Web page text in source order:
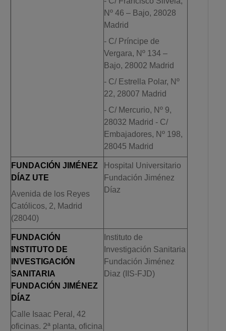
Nº 46 – Bajo, 28028
Madrid
- C/ Príncipe de
Vergara, Nº 134 –
Bajo, 28002 Madrid
- C/ Estrella Polar, Nº
22, 28007 Madrid
- C/ Mercurio, Nº 9,
28032 Madrid - C/
Embajadores, Nº 198,
28045 Madrid
FUNDACIÓN JIMÉNEZ
DÍAZ UTE
Avenida de los Reyes
Católicos, 2, Madrid
(28040)
Hospital Universitario
Fundación Jiménez
Díaz
FUNDACIÓN
INSTITUTO DE
INVESTIGACIÓN
SANITARIA
FUNDACIÓN JIMÉNEZ
DÍAZ
Calle Isaac Peral, 42
oficinas. 2ª planta, oficina
Instituto de
Investigación Sanitaria
Fundación Jiménez
Diaz (IIS-FJD)